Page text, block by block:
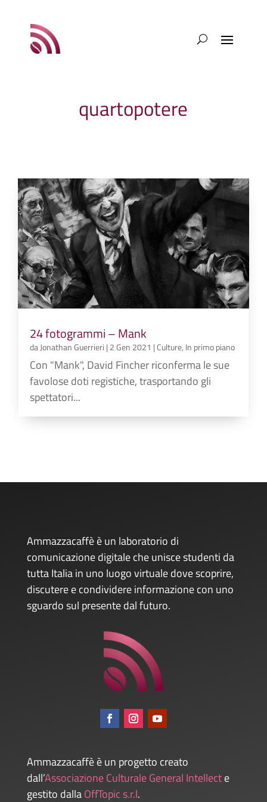
quartopotere
24 fotogrammi – Mank
daJonathan Guerrieri | 2 Gen 2021 |Culture, In primo piano
Con "Mank", David Fincher riconferma le sue
favolose doti registiche, trasportando gli
spettatori...
Ammazzacaffè è un laboratorio di
comunicazione digitale che unisce studenti da
tutta Italia in uno luogo virtuale dove scoprire,
discutere e condividere informazione con uno
sguardo sul presente dal futuro.
Ammazzacaffè è un progetto creato
dall’Associazione Culturale General Intellecte
gestito dallaOffTopic s.r.l.